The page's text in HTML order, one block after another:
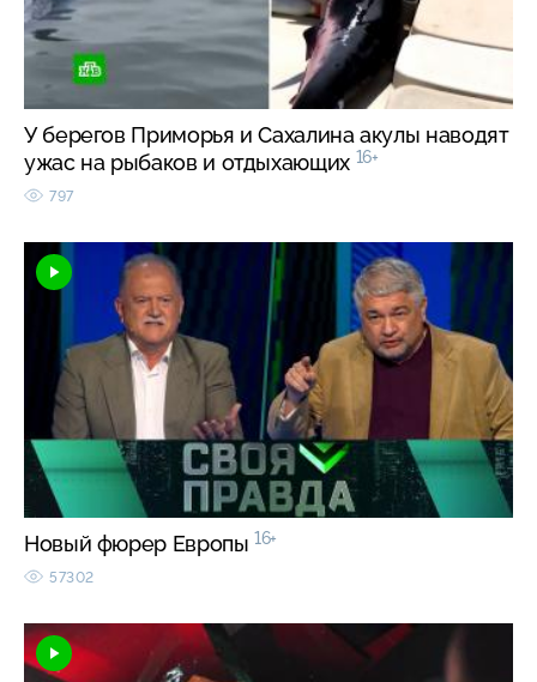
У берегов Приморья и Сахалина акулы наводят
ужас на рыбаков и отдыхающих 16+
797
Новый фюрер Европы 16+
57302